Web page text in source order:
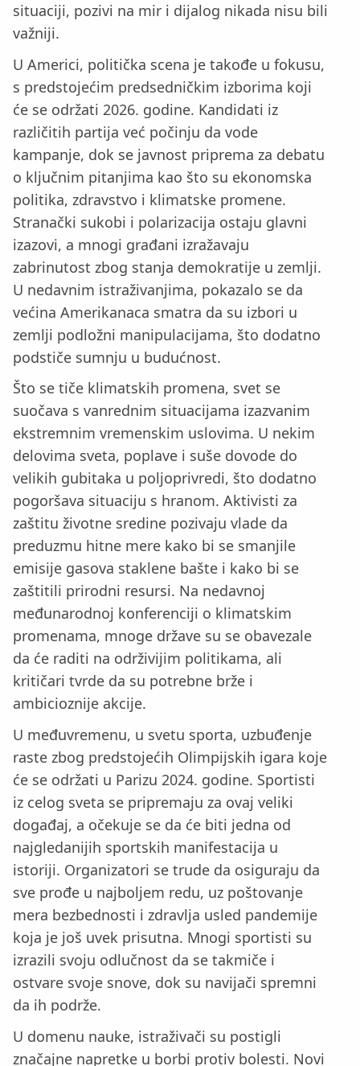
situaciji, pozivi na mir i dijalog nikada nisu bili
važniji.
U Americi, politička scena je takođe u fokusu,
s predstojećim predsedničkim izborima koji
će se održati 2026. godine. Kandidati iz
različitih partija već počinju da vode
kampanje, dok se javnost priprema za debatu
o ključnim pitanjima kao što su ekonomska
politika, zdravstvo i klimatske promene.
Stranački sukobi i polarizacija ostaju glavni
izazovi, a mnogi građani izražavaju
zabrinutost zbog stanja demokratije u zemlji.
U nedavnim istraživanjima, pokazalo se da
većina Amerikanaca smatra da su izbori u
zemlji podložni manipulacijama, što dodatno
podstiče sumnju u budućnost.
Što se tiče klimatskih promena, svet se
suočava s vanrednim situacijama izazvanim
ekstremnim vremenskim uslovima. U nekim
delovima sveta, poplave i suše dovode do
velikih gubitaka u poljoprivredi, što dodatno
pogoršava situaciju s hranom. Aktivisti za
zaštitu životne sredine pozivaju vlade da
preduzmu hitne mere kako bi se smanjile
emisije gasova staklene bašte i kako bi se
zaštitili prirodni resursi. Na nedavnoj
međunarodnoj konferenciji o klimatskim
promenama, mnoge države su se obavezale
da će raditi na održivijim politikama, ali
kritičari tvrde da su potrebne brže i
ambicioznije akcije.
U međuvremenu, u svetu sporta, uzbuđenje
raste zbog predstojećih Olimpijskih igara koje
će se održati u Parizu 2024. godine. Sportisti
iz celog sveta se pripremaju za ovaj veliki
događaj, a očekuje se da će biti jedna od
najgledanijih sportskih manifestacija u
istoriji. Organizatori se trude da osiguraju da
sve prođe u najboljem redu, uz poštovanje
mera bezbednosti i zdravlja usled pandemije
koja je još uvek prisutna. Mnogi sportisti su
izrazili svoju odlučnost da se takmiče i
ostvare svoje snove, dok su navijači spremni
da ih podrže.
U domenu nauke, istraživači su postigli
značajne napretke u borbi protiv bolesti. Novi